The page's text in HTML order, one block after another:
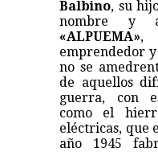
Balbino, su
nombre y
«ALPUEMA»,
emprendedor
no se
de aquellos
guerra, con
como el
eléctricas, que
año 1945